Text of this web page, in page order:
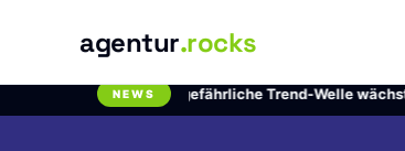
agentur.rocks
NEWS
Breaking News Ticker
um Chlordioxid: Die gefährliche Trend-Welle wächst·